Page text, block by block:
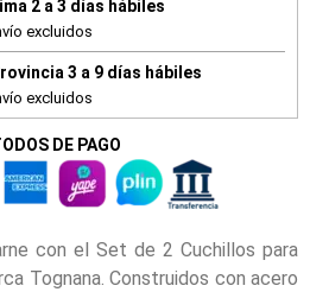
2 a 3 días hábiles
excluidos
3 a 9 días hábiles
excluidos
DE PAGO
con el Set de 2 Cuchillos para
Tognana. Construidos con acero